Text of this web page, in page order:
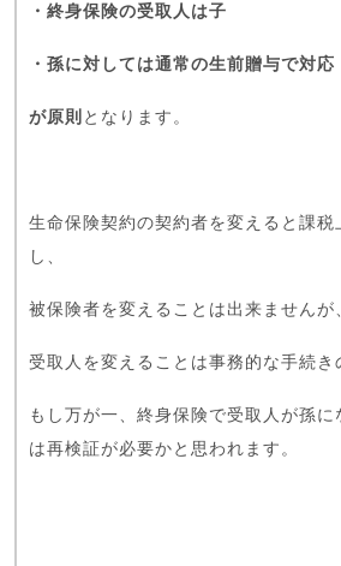
・終身保険の受取人は子
・孫に対しては通常の生前贈与で対応
が原則 となります。
生命保険契約の契約者を変えると課税
し、
被保険者を変えることは出来ませんが
受取人を変えることは事務的な手続き
もし万が一、終身保険で受取人が孫に
は再検証が必要かと思われます。